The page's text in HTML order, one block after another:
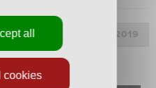
:
all
cookies